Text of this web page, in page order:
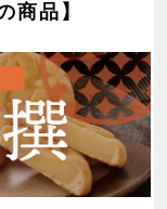
商品】